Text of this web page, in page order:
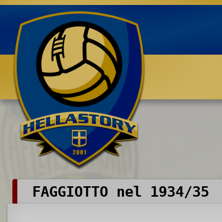
Benvenuti su HELLASTORY.net
FAGGIOTTO nel 1934/35